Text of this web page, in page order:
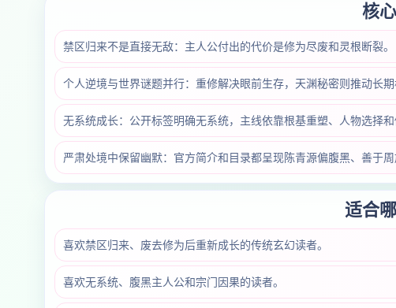
核
禁区归来不是直接无敌：主人公付出的代价是修为尽废和灵根断裂。
个人逆境与世界谜题并行：重修解决眼前生存，天渊秘密则推动长期
无系统成长：公开标签明确无系统，主线依靠根基重塑、人物选择和
严肃处境中保留幽默：官方简介和目录都呈现陈青源偏腹黑、善于周
适合
喜欢禁区归来、废去修为后重新成长的传统玄幻读者。
喜欢无系统、腹黑主人公和宗门因果的读者。